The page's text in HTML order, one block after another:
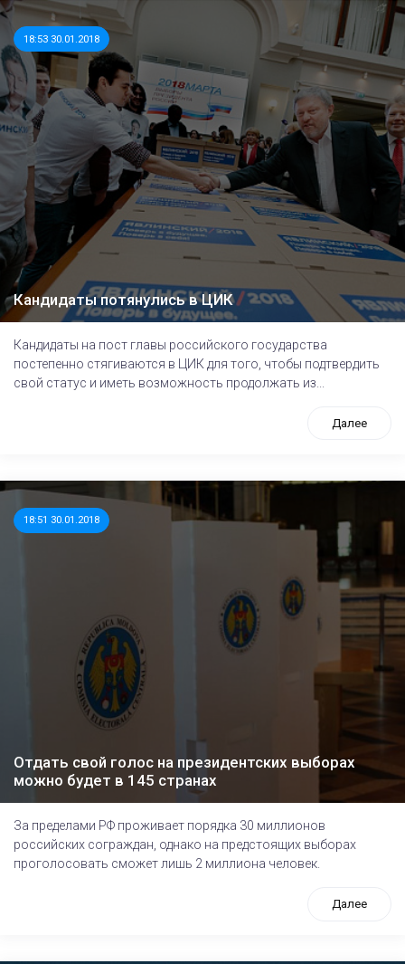
18:53 30.01.2018
Кандидаты потянулись в ЦИК
Кандидаты на пост главы российского государства
постепенно стягиваются в ЦИК для того, чтобы подтвердить
свой статус и иметь возможность продолжать из...
Далее
18:51 30.01.2018
Отдать свой голос на президентских выборах
можно будет в 145 странах
За пределами РФ проживает порядка 30 миллионов
российских сограждан, однако на предстоящих выборах
проголосовать сможет лишь 2 миллиона человек.
Далее